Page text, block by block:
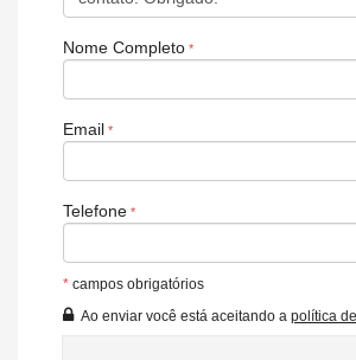
Características do Empreendimento
Salão de Festas
Endereço:
Centro
Balneário Camboriú /
Nome Completo
Email
Telefone
* campos obrigatórios
Ao enviar você está aceitando a política